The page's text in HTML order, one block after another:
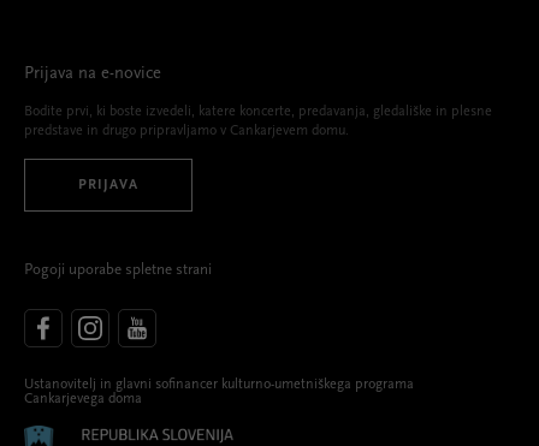
Prijava na e-novice
Bodite prvi, ki boste izvedeli, katere koncerte, predavanja, gledališke in plesne
predstave in drugo pripravljamo v Cankarjevem domu.
PRIJAVA
Pogoji uporabe spletne strani
Ustanovitelj in glavni sofinancer kulturno-umetniškega programa
Cankarjevega doma